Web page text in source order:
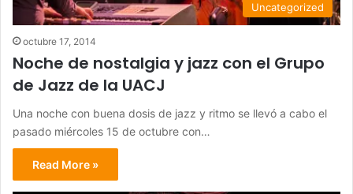
Uncategorized
octubre 17, 2014
Noche de nostalgia y jazz con el Grupo
de Jazz de la UACJ
Una noche con buena dosis de jazz y ritmo se llevó a cabo el
pasado miércoles 15 de octubre con…
Read More »